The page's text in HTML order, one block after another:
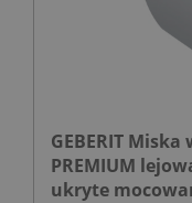
GEBERIT Miska
PREMIUM
ukryte